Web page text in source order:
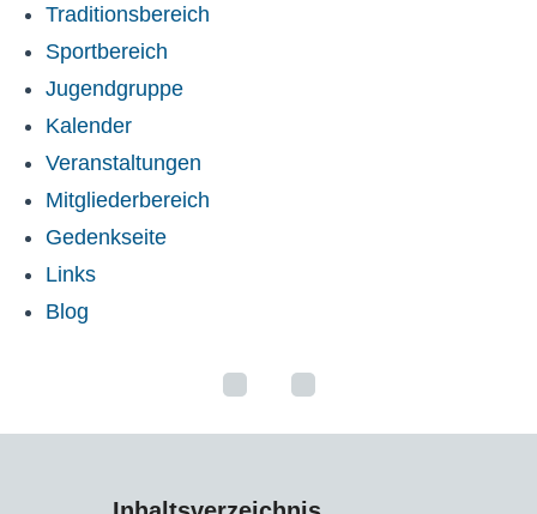
Traditionsbereich
Sportbereich
Jugendgruppe
Kalender
Veranstaltungen
Mitgliederbereich
Gedenkseite
Links
Blog